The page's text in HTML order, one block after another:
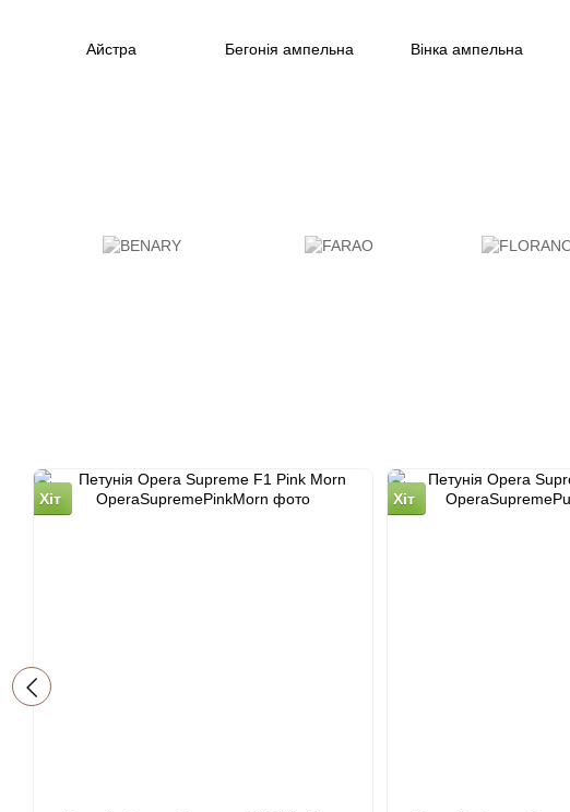
Айстра Бегонiя ампельна Вінка ампельна
Хіт Хіт